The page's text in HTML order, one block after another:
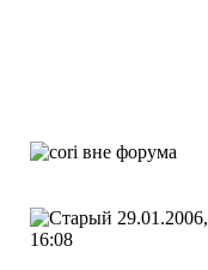
29.01.2006,
16:08